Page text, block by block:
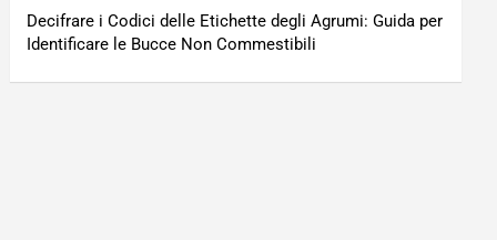
Decifrare i Codici delle Etichette degli Agrumi: Guida per
Identificare le Bucce Non Commestibili